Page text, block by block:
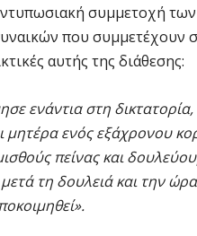
συμμετοχή
που συμμετέχουν
αυτής της διάθεσης:
ενάντια στη
μητέρα ενός εξάχρονου
πείνας και
μετά τη δουλειά και την